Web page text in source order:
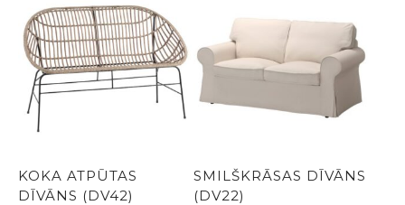
KOKA ATPŪTAS
DĪVĀNS (DV42)
SMILŠKRĀSAS DĪVĀNS
(DV22)